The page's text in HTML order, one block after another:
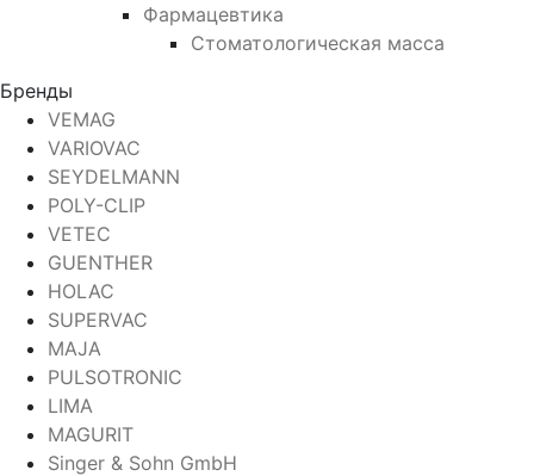
Фармацевтика
Стоматологическая масса
Бренды
VEMAG
VARIOVAC
SEYDELMANN
POLY-CLIP
VETEC
GUENTHER
HOLAC
SUPERVAC
MAJA
PULSOTRONIC
LIMA
MAGURIT
Singer & Sohn GmbH